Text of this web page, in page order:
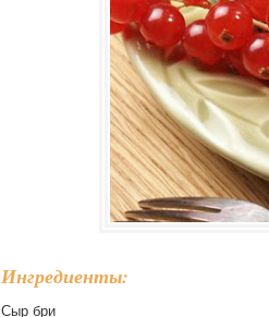
Ингредиенты:
Сыр бри